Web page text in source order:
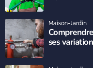
ses
Maison-Jardin